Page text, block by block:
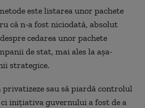
este listarea unor pachete
că n-a fost niciodată, absolut
cedarea unor pachete
de stat, mai ales la așa-
strategice.
privatizeze sau să piardă controlul
inițiativa guvernului a fost de a